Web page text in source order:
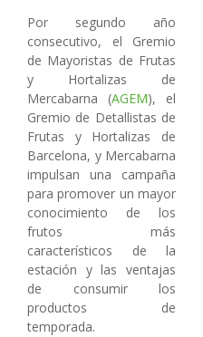
Por segundo año
consecutivo, el Gremio
de Mayoristas de Frutas
y Hortalizas de
Mercabarna (AGEM), el
Gremio de Detallistas de
Frutas y Hortalizas de
Barcelona, y Mercabarna
impulsan una campaña
para promover un mayor
conocimiento de los
frutos más
característicos de la
estación y las ventajas
de consumir los
productos de
temporada.